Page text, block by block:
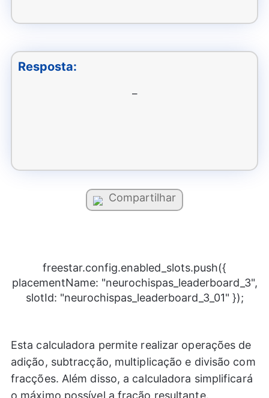
Resposta:
–
Compartilhar
freestar.config.enabled_slots.push({
placementName: "neurochispas_leaderboard_3",
slotId: "neurochispas_leaderboard_3_01" });
Esta calculadora permite realizar operações de
adição, subtracção, multiplicação e divisão com
fracções. Além disso, a calculadora simplificará
o máximo possível a fração resultante.